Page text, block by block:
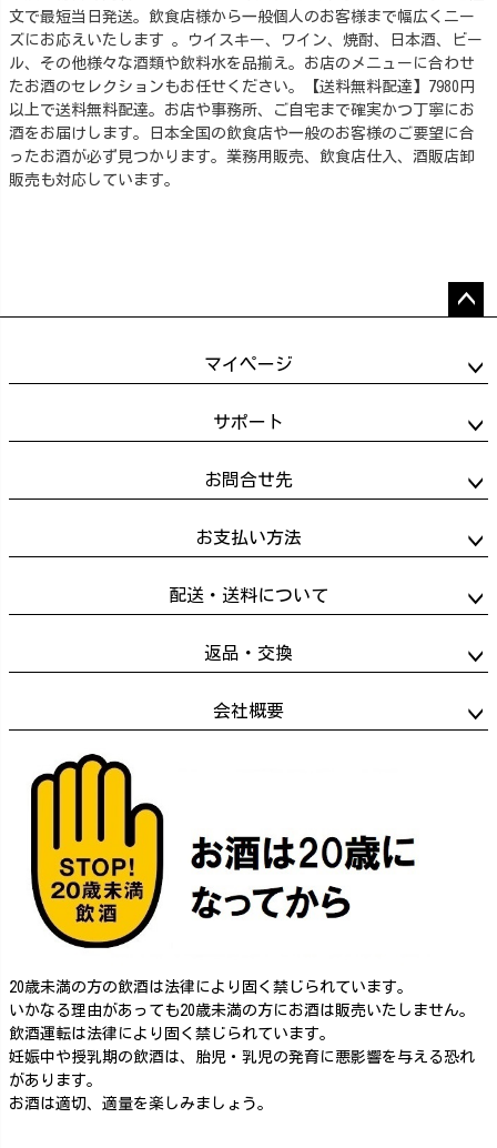
文で最短当日発送。飲食店様から一般個人のお客様まで幅広くニー
ズにお応えいたします 。ウイスキー、ワイン、焼酎、日本酒、ビー
ル、その他様々な酒類や飲料水を品揃え。お店のメニューに合わせ
たお酒のセレクションもお任せください。【送料無料配達】7980円
以上で送料無料配達。お店や事務所、ご自宅まで確実かつ丁寧にお
酒をお届けします。日本全国の飲食店や一般のお客様のご要望に合
ったお酒が必ず見つかります。業務用販売、飲食店仕入、酒販店卸
販売も対応しています。
ップ
マイページ
サポート
お問合せ先
お支払い方法
配送・送料について
返品・交換
会社概要
20歳未満の方の飲酒は法律により固く禁じられています。
いかなる理由があっても20歳未満の方にお酒は販売いたしません。
飲酒運転は法律により固く禁じられています。
妊娠中や授乳期の飲酒は、胎児・乳児の発育に悪影響を与える恐れ
があります。
お酒は適切、適量を楽しみましょう。